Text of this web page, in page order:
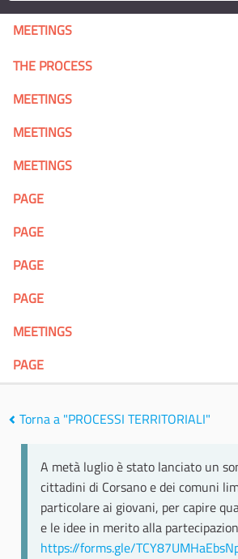
MEETINGS
THE PROCESS
MEETINGS
MEETINGS
MEETINGS
PAGE
PAGE
PAGE
PAGE
MEETINGS
PAGE
Torna a "PROCESSI TERRITORIALI"
A metà luglio è stato lanciato un
cittadini di Corsano e dei comuni
particolare ai giovani, per capire
e le idee in merito alla
https://forms.gle/